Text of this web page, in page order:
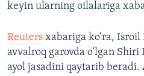
keyin ularning oilalariga
Reuters xabariga ko‘ra, Isroil
avvalroq garovda o‘lgan
ayol jasadini qaytarib beradi.